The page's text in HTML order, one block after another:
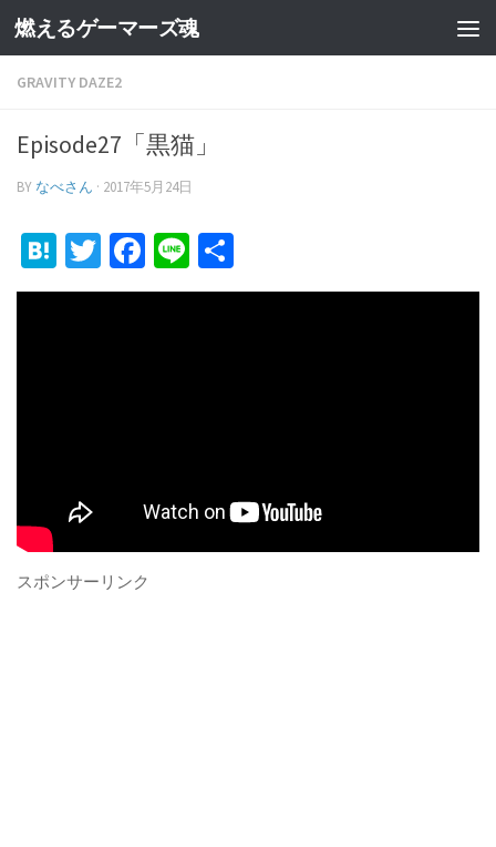
燃えるゲーマーズ魂
GRAVITY DAZE2
Episode27「黒猫」
BY なべさん · 2017年5月24日
Hatena
TwitterFacebook
Line
有
スポンサーリンク